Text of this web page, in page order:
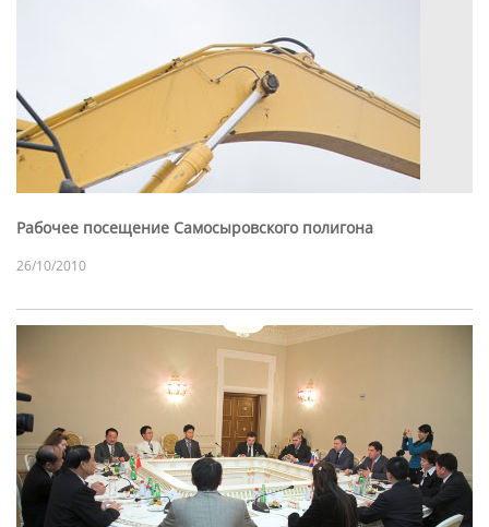
Рабочее посещение Самосыровского полигона
26/10/2010